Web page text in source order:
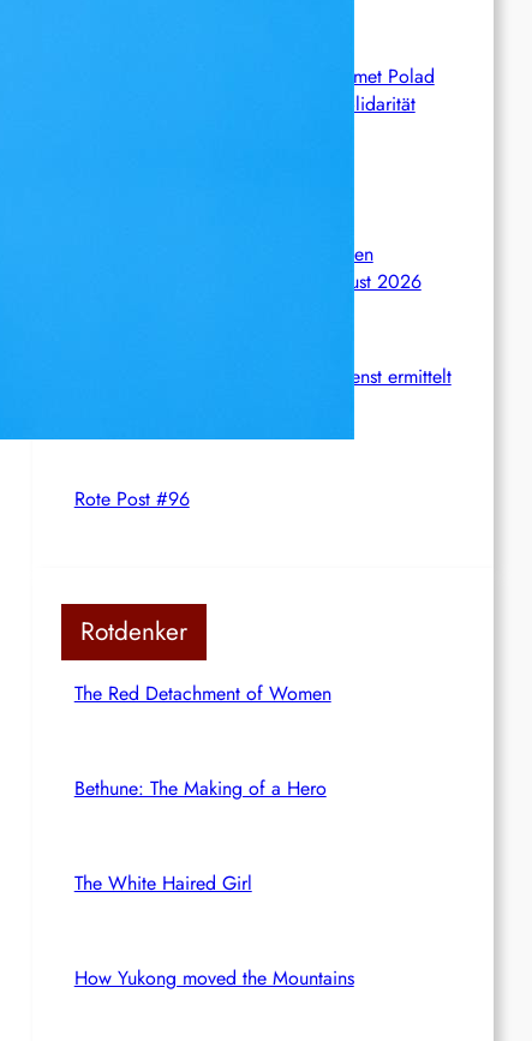
Syrien: Der kurdische Journalist Ahmet Polad
ist seit 200 Tagen in Haft – die Solidarität
Solidaritätswoche mit anarchistischen
Gefangenen vom 23. bis 30. August 2026
Deutschland: Der Inlandsgeheimdienst ermittelt
Rote Post #96
Rotdenker
The Red Detachment of Women
Bethune: The Making of a Hero
The White Haired Girl
How Yukong moved the Mountains